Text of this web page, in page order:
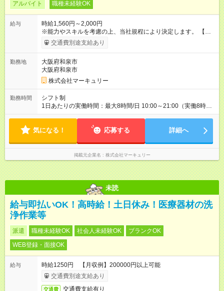
アルバイト 職種未経験OK
給与
時給1,560円～2,000円
※能力やスキルを考慮の上、当社規程により決定します。 【試
用期間】試用期間あり 試用期間の長さ：3ヶ月 雇用形態、給与
は本採用時と同じです。
交通費別途支給あり
勤務地
大阪府和泉市
大阪府和泉市
株式会社マーキュリー
勤務時間
シフト制
1日あたりの実働時間：最大8時間/日 10:00～21:00（実働8時間
／休憩1時間） ※週5日勤務となります。 ※時間帯は勤務地によ
えられます！ 平均残業時間は月7.9時間と、 業界全体を通じても
ートの予定も調整しやすいです◎
気になる！ 応募する 詳細へ
掲載元企業名 株式会社マーキュリー
未読
給与即払いOK！高時給！土日休み！医療器材の洗
浄作業等
派遣 職種未経験OK 社会人未経験OK
ブランクOK
WEB登録・面接OK
給与
時給1250円 【月収例】200000円以上可能
交通費別途支給あり
交通費 交通費支給有り